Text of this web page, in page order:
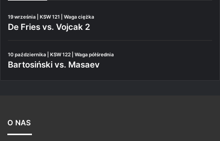
19 września | KSW 121 | Waga ciężka
De Fries vs. Vojcak 2
10 października | KSW 122 | Waga półśrednia
Bartosiński vs. Masaev
O NAS